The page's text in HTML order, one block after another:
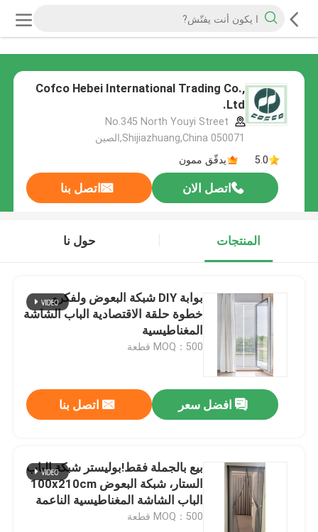
Cofco Hebei International Trading Co.,
Ltd.
No.345 North Youyi Street
Shijiazhuang,China 050071,الصين
5.0
يدقّق ممون
اتصل الان اتصل بنا
المنتجات حول نا
بوابة DIY شبكة البعوض ولفكرو
خطوة حلقة الاقتصادية الباب الشاشة
المغناطيسية
MOQ：500 قطعة
افضل سعر اتصل بنا
بيع بالجملة فقط!بوليستر شبكة الباب
الستار، شبكة البعوض 100x210cm
الباب الشاشة المغناطيسية الناعمة
شبكة الباب
MOQ：500 قطعة